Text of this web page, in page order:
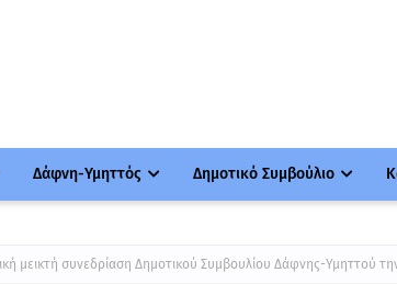
Δάφνη-Υμηττός Δημοτικό Συμβούλιο
μεικτή συνεδρίαση Δημοτικού Συμβουλίου Δάφνης-Υμηττού